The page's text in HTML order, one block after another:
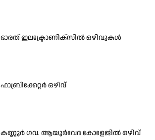
ഭാരത് ഇലക്ട്രോണിക്സിൽ ഒഴിവുകൾ
ഫാബ്രിക്കേറ്റർ ഒഴിവ്
കണ്ണൂര്‍ ഗവ. ആയുര്‍വേദ കോളേജിൽ ഒഴിവ്